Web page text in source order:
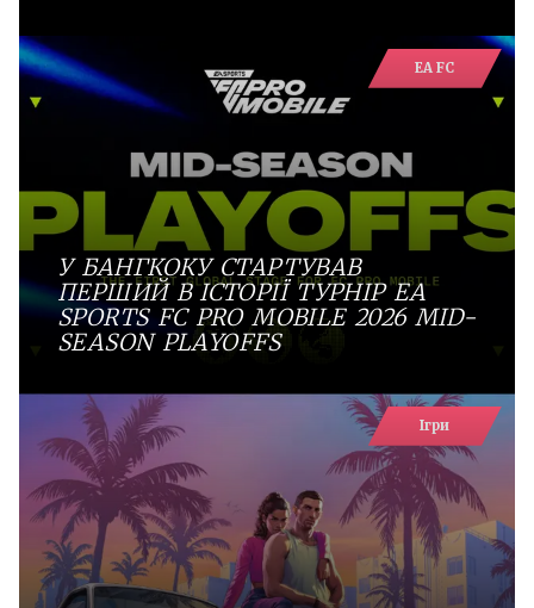
EA FC
У БАНГКОКУ СТАРТУВАВ
ПЕРШИЙ В ІСТОРІЇ ТУРНІР EA
SPORTS FC PRO MOBILE 2026 MID-
SEASON PLAYOFFS
Ігри